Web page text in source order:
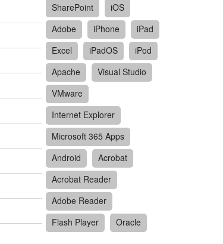
SharePoint
iOS
Adobe
iPhone
iPad
Excel
iPadOS
iPod
Apache
Visual Studio
VMware
Internet Explorer
Microsoft 365 Apps
Android
Acrobat
Acrobat Reader
Adobe Reader
Flash Player
Oracle